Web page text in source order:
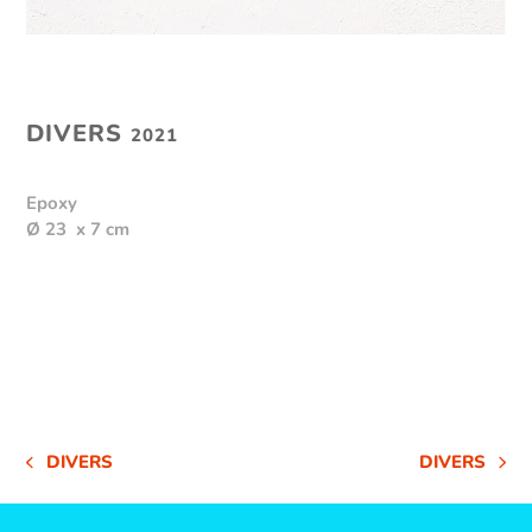
DIVERS 2021
Epoxy
Ø 23 x 7 cm
VORHERIGER
BEITRAG:
DIVERS
NÄCHSTER
BEITRAG:
DIVERS